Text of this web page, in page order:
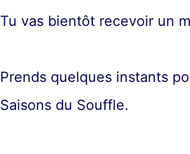
Tu vas bientôt recevoir un
Prends quelques instants
Saisons du Souffle.